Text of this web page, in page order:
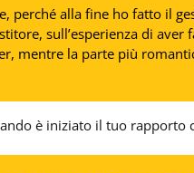
perché alla fine ho fatto il
sull’esperienza di
mentre la parte più
è iniziato il tuo rapporto